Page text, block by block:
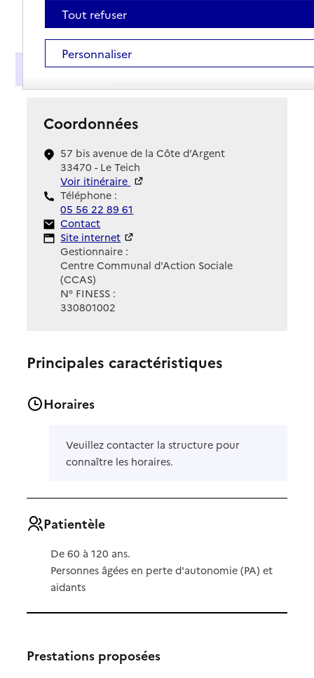
Présentation
Coordonnées
57 bis avenue de la Côte d’Argent
33470 - Le Teich
Voir itinéraire
Téléphone :
05 56 22 89 61
Contact
Contact
Site Internet
Site internet
Gestionnaire :
Centre Communal d'Action Sociale
(CCAS)
N° FINESS :
330801002
Principales caractéristiques
Horaires
Veuillez contacter la structure pour
connaître les horaires.
Patientèle
De 60 à 120 ans.
Personnes âgées en perte d'autonomie (PA) et
aidants
Prestations proposées
Tout refuser
Personnaliser